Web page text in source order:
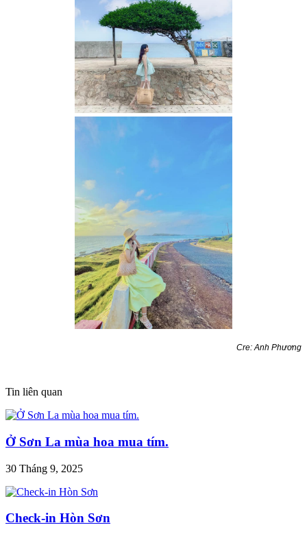
Cre: Anh Phương
Tin liên quan
Ở Sơn La mùa hoa mua tím.
30 Tháng 9, 2025
Check-in Hòn Sơn